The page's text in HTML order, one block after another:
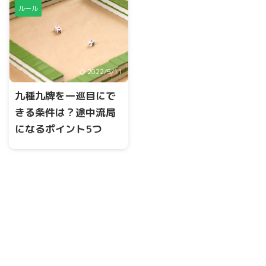
らうことです。鳴く場合は、
『チー』と宣言し、もらった
牌を使って必ず順子を作るよ
うになります。また、チーを
するとリーチがかけられなく
なるため、役を作って和了す
ることになります。
ルール
2022/5/11
九種九牌を一巡目にで
きる条件は？途中流局
になるポイント5つ